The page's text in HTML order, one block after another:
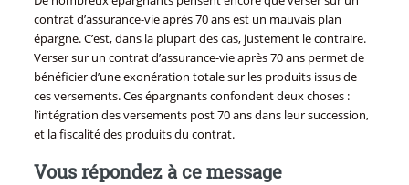
contrat d’assurance-vie après 70 ans est un mauvais plan
épargne. C’est, dans la plupart des cas, justement le contraire.
Verser sur un contrat d’assurance-vie après 70 ans permet de
bénéficier d’une exonération totale sur les produits issus de
ces versements. Ces épargnants confondent deux choses :
l’intégration des versements post 70 ans dans leur succession,
et la fiscalité des produits du contrat.
Vous répondez à ce message